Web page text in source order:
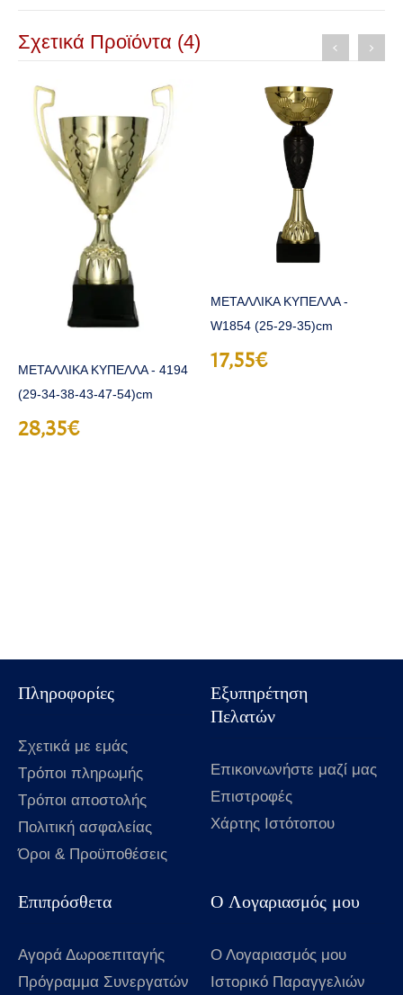
Σχετικά Προϊόντα (4)
ΜΕΤΑΛΛΙΚΑ ΚΥΠΕΛΛΑ - 4194
(29-34-38-43-47-54)cm
28,35€
ΜΕΤΑΛΛΙΚΑ ΚΥΠΕΛΛΑ -
W1854 (25-29-35)cm
17,55€
Πληροφορίες
Σχετικά με εμάς
Τρόποι πληρωμής
Τρόποι αποστολής
Πολιτική ασφαλείας
Όροι & Προϋποθέσεις
Εξυπηρέτηση
Πελατών
Επικοινωνήστε μαζί μας
Επιστροφές
Χάρτης Ιστότοπου
Επιπρόσθετα
Αγορά Δωροεπιταγής
Πρόγραμμα Συνεργατών
Ο Λογαριασμός μου
Ο Λογαριασμός μου
Ιστορικό Παραγγελιών